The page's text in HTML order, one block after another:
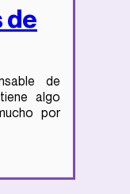
de
de
algo
por